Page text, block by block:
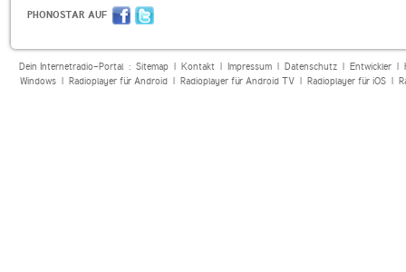
PHONOSTAR AUF
Dein Internetradio-Portal : Sitemap| Kontakt| Impressum| Datenschutz| Entwickler|
Windows| Radioplayer für Android| Radioplayer für Android TV| Radioplayer für iOS|